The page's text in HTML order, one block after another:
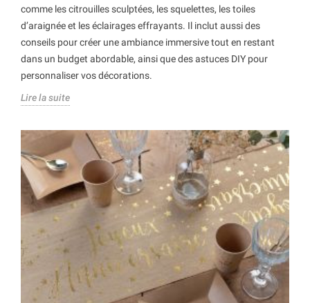
comme les citrouilles sculptées, les squelettes, les toiles
d’araignée et les éclairages effrayants. Il inclut aussi des
conseils pour créer une ambiance immersive tout en restant
dans un budget abordable, ainsi que des astuces DIY pour
personnaliser vos décorations.
Lire la suite